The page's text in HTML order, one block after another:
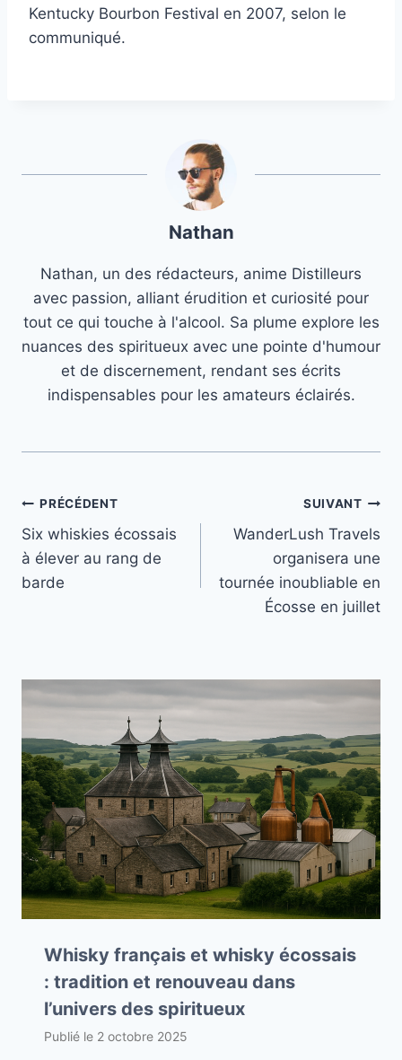
Kentucky Bourbon Festival en 2007, selon le
communiqué.
Nathan
Nathan, un des rédacteurs, anime Distilleurs
avec passion, alliant érudition et curiosité pour
tout ce qui touche à l'alcool. Sa plume explore les
nuances des spiritueux avec une pointe d'humour
et de discernement, rendant ses écrits
indispensables pour les amateurs éclairés.
Navigation
de
l’article
PRÉCÉDENT
Six whiskies écossais
à élever au rang de
barde
SUIVANT
WanderLush Travels
organisera une
tournée inoubliable en
Écosse en juillet
Whisky français et whisky écossais
: tradition et renouveau dans
l’univers des spiritueux
Publié le 2 octobre 2025